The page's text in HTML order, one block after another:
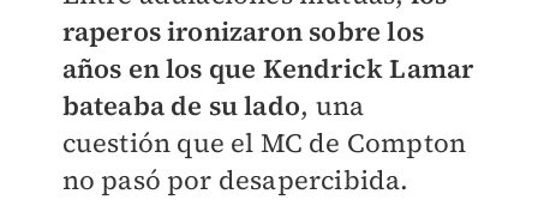
raperos ironizaron sobre los
años en los que Kendrick Lamar
bateaba de su lado, una
cuestión que el MC de Compton
no pasó por desapercibida.